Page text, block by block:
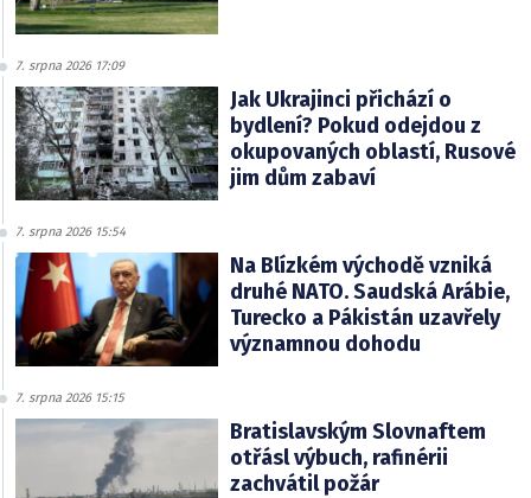
7. srpna 2026 17:09
Jak Ukrajinci přichází o
bydlení? Pokud odejdou z
okupovaných oblastí, Rusové
jim dům zabaví
7. srpna 2026 15:54
Na Blízkém východě vzniká
druhé NATO. Saudská Arábie,
Turecko a Pákistán uzavřely
významnou dohodu
7. srpna 2026 15:15
Bratislavským Slovnaftem
otřásl výbuch, rafinérii
zachvátil požár